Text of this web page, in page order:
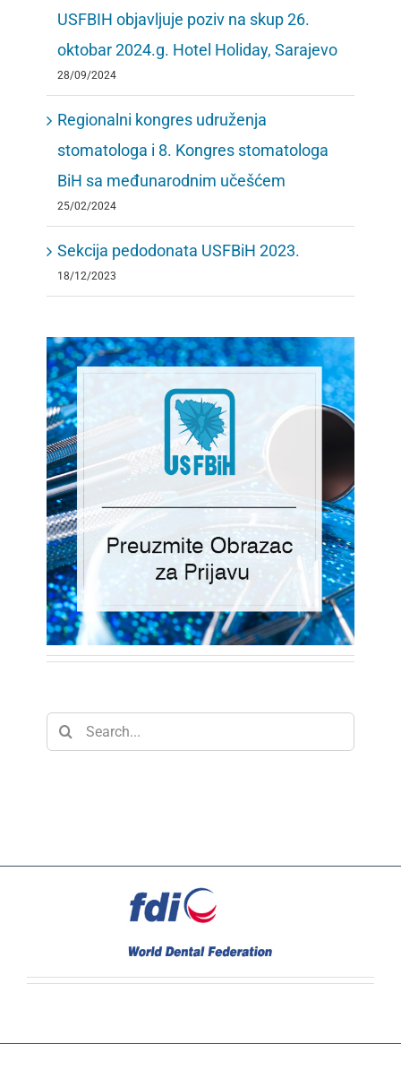
USFBIH objavljuje poziv na skup 26.
oktobar 2024.g. Hotel Holiday, Sarajevo
28/09/2024
Regionalni kongres udruženja
stomatologa i 8. Kongres stomatologa
BiH sa međunarodnim učešćem
25/02/2024
Sekcija pedodonata USFBiH 2023.
18/12/2023
Search
for: